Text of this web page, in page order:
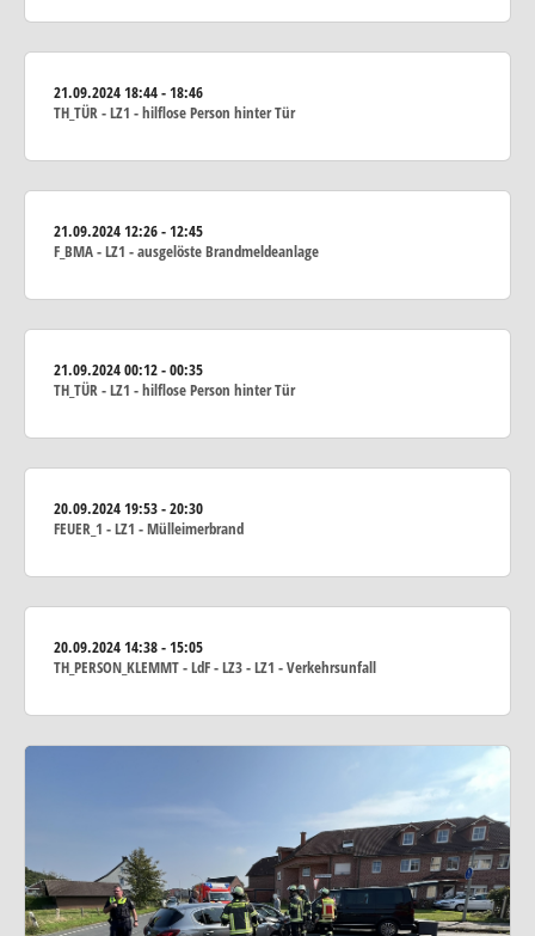
21.09.202418:44 - 18:46
TH_TÜR - LZ1 - hilflose Person hinter Tür
21.09.202412:26 - 12:45
F_BMA - LZ1 - ausgelöste Brandmeldeanlage
21.09.202400:12 - 00:35
TH_TÜR - LZ1 - hilflose Person hinter Tür
20.09.202419:53 - 20:30
FEUER_1 - LZ1 - Mülleimerbrand
20.09.202414:38 - 15:05
TH_PERSON_KLEMMT - LdF - LZ3 - LZ1 - Verkehrsunfall